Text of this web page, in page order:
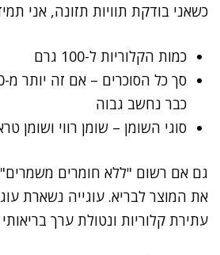
כשאני בודקת תוויות תזונה, אני
כמות הקלוריות ל-100 גרם
כבר נחשב גבוה
סוגי השומן – שומן רווי ושומן
גם אם רשום "ללא חומרים
את המוצר לבריא. עוגייה נשארת
עתירת קלוריות ונטולת ערך